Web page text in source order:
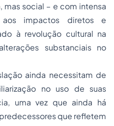
mas social – e com intensa
aos impactos diretos e
à revolução cultural na
substanciais no
ainda necessitam de
no uso de suas
uma vez que ainda há
que refletem